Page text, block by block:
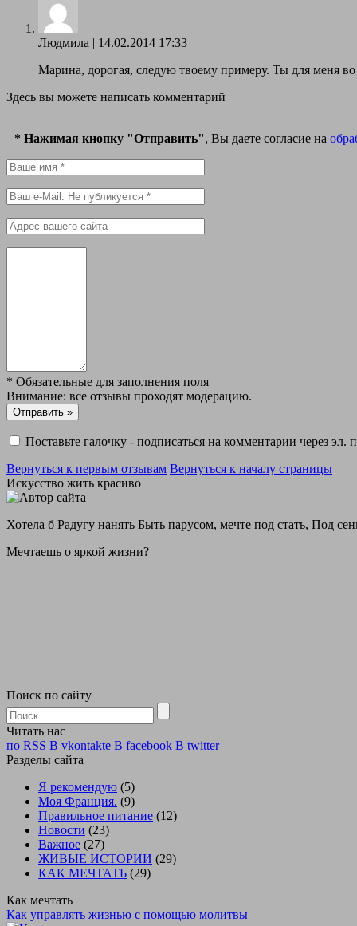
Людмила | 14.02.2014 17:33
Марина, дорогая, следую твоему примеру. Ты для меня
Здесь вы можете написать комментарий
* Нажимая кнопку "Отправить", Вы даете согласие на
* Обязательные для заполнения поля
Внимание: все отзывы проходят модерацию.
Поставьте галочку - подписаться на комментарии через эл.
Вернуться к первым отзывам Вернуться к началу страницы
Искусство жить красиво
Хотела б Радугу нанять Быть парусом, мечте под стать, Под
Мечтаешь о яркой жизни?
Поиск по сайту
Читать нас
по RSS В vkontakte В facebook В twitter
Разделы сайта
Я рекомендую (5)
Моя Франция. (9)
Правильное питание (12)
Новости (23)
Важное (27)
ЖИВЫЕ ИСТОРИИ (29)
КАК МЕЧТАТЬ (29)
Как мечтать
Как управлять жизнью с помощью молитвы